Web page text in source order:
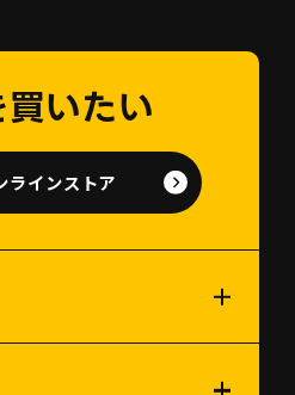
いたい
ラインストア